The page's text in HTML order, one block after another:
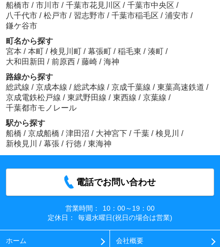
船橋市 / 市川市 / 千葉市花見川区 / 千葉市中央区 /
八千代市 / 松戸市 / 習志野市 / 千葉市稲毛区 / 浦安市 /
鎌ケ谷市
町名から探す
宮本 / 本町 / 検見川町 / 幕張町 / 稲毛東 / 湊町 /
大和田新田 / 前原西 / 藤崎 / 海神
路線から探す
総武線 / 京成本線 / 総武本線 / 京成千葉線 / 東葉高速鉄道 /
京成電鉄松戸線 / 東武野田線 / 東西線 / 京葉線 /
千葉都市モノレール
駅から探す
船橋 / 京成船橋 / 津田沼 / 大神宮下 / 千葉 / 検見川
/
新検見川
/ 幕張 / 行徳 / 東海神
電話でお問い合わせ
営業時間：
10：00～19：00
定休日：
毎週水曜日(祝日の場合は営業)
ホーム 会社概要